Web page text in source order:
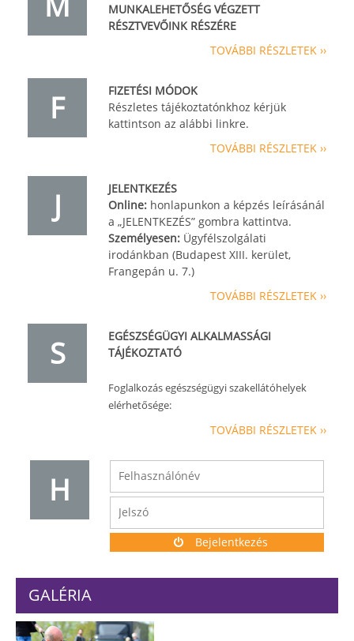
MUNKALEHETŐSÉG VÉGZETT
RÉSZTVEVŐINK RÉSZÉRE
TOVÁBBI RÉSZLETEK ››
F
FIZETÉSI MÓDOK
Részletes tájékoztatónkhoz kérjük
kattintson az alábbi linkre.
TOVÁBBI RÉSZLETEK ››
J
JELENTKEZÉS
Online: honlapunkon a képzés leírásánál
a „JELENTKEZÉS” gombra kattintva.
Személyesen: Ügyfélszolgálati
irodánkban (Budapest XIII. kerület,
Frangepán u. 7.)
TOVÁBBI RÉSZLETEK ››
S
EGÉSZSÉGÜGYI ALKALMASSÁGI
TÁJÉKOZTATÓ
Foglalkozás egészségügyi szakellátóhelyek
elérhetősége:
TOVÁBBI RÉSZLETEK ››
H
Bejelentkezés
GALÉRIA